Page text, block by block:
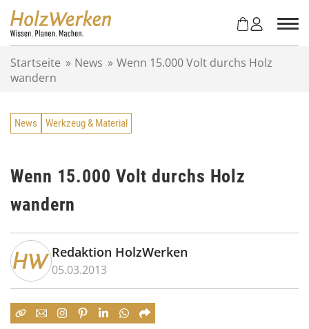
Startseite » News » Wenn 15.000 Volt durchs Holz
wandern
News Werkzeug & Material
Wenn 15.000 Volt durchs Holz
wandern
Redaktion HolzWerken
05.03.2013